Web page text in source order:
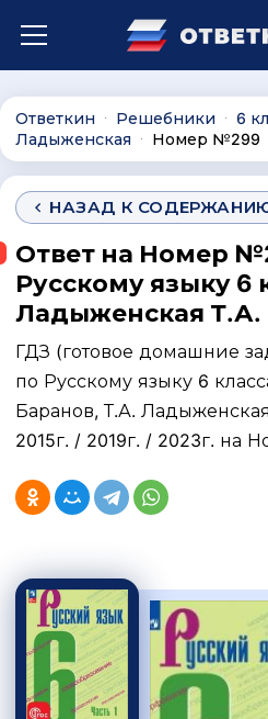
Ответкин ∙ Решебники ∙ 6
Ладыженская ∙ Номер №299
НАЗАД К
Ответ на Номер
Русскому языку 6
Ладыженская Т.А.
ГДЗ (готовое домашние
по Русскому языку 6
Баранов, Т.А.
2015г. / 2019г. / 2023г. на